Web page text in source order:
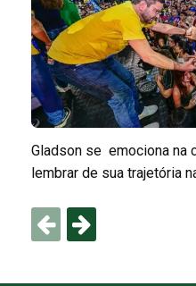
Gladson se emociona na
lembrar de sua trajetória